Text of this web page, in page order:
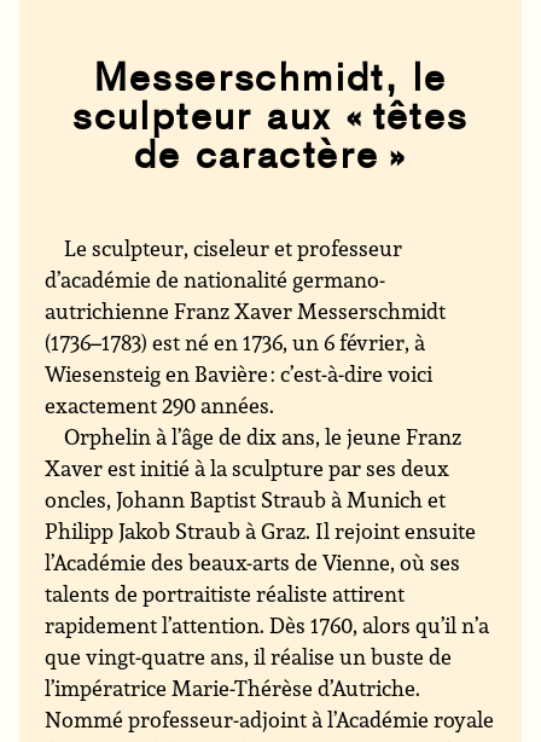
Messerschmidt, le
sculpteur aux « têtes
de caractère »
Le sculpteur, ciseleur et professeur
d’académie de nationalité germano-
autrichienne Franz Xaver Messerschmidt
(1736–1783) est né en 1736, un 6 février, à
Wiesensteig en Bavière : c’est-à-dire voici
exactement 290 années.
Orphelin à l’âge de dix ans, le jeune Franz
Xaver est initié à la sculpture par ses deux
oncles, Johann Baptist Straub à Munich et
Philipp Jakob Straub à Graz. Il rejoint ensuite
l’Académie des beaux-arts de Vienne, où ses
talents de portraitiste réaliste attirent
rapidement l’attention. Dès 1760, alors qu’il n’a
que vingt-quatre ans, il réalise un buste de
l’impératrice Marie-Thérèse d’Autriche.
Nommé professeur-adjoint à l’Académie royale